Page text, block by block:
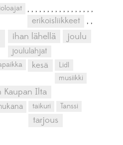
,,,
erikoisliikkeet
,,
ihan lähellä
,
joulu
,
joululahjat
,,,
kesä
,
Lidl
,
musiikki
,,
Kaupan Ilta
,,
taikuri
,
Tanssi
,
tarjous
,